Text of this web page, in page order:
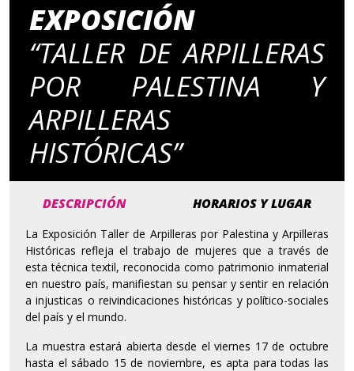
EXPOSICIÓN
“TALLER DE ARPILLERAS
POR PALESTINA Y
ARPILLERAS
HISTÓRICAS”
DESCRIPCIÓN HORARIOS Y LUGAR
La Exposición Taller de Arpilleras por Palestina y Arpilleras
Históricas refleja el trabajo de mujeres que a través de
esta técnica textil, reconocida como patrimonio inmaterial
en nuestro país, manifiestan su pensar y sentir en relación
a injusticas o reivindicaciones históricas y político-sociales
del país y el mundo.
La muestra estará abierta desde el viernes 17 de octubre
hasta el sábado 15 de noviembre, es apta para todas las